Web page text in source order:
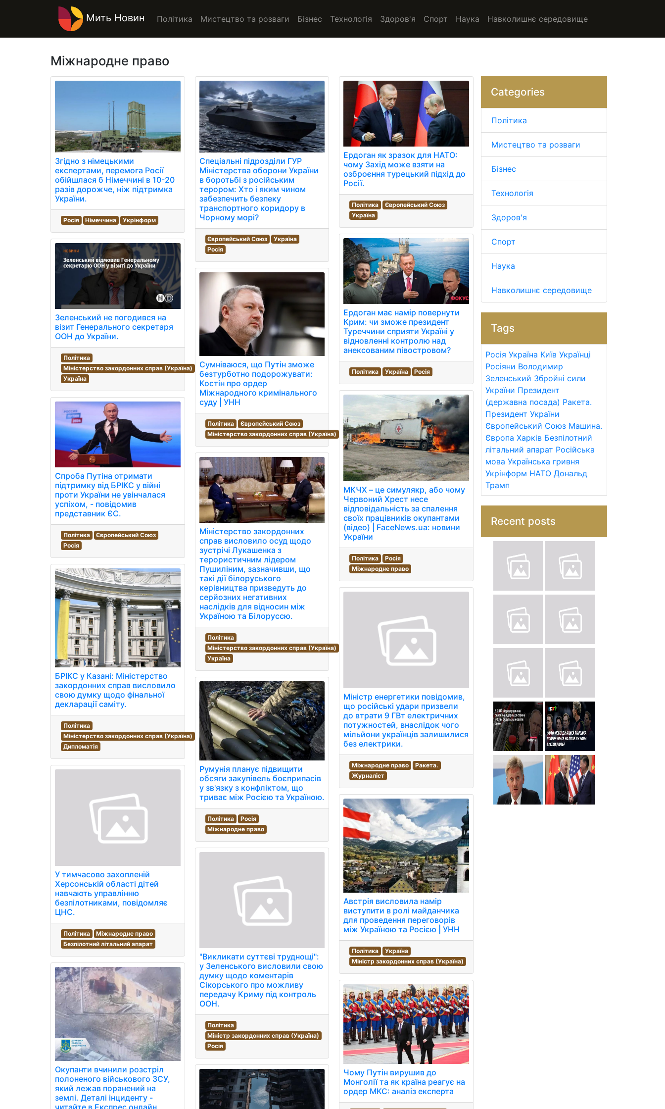
Мить Новин Політика Мистецтво та розваги Бізнес Технологія Здоров'я Спорт Наука Навколишнє середовище
Міжнародне право
Згідно з німецькими
експертами, перемога Росії
обійшлася б Німеччині в 10-20
разів дорожче, ніж підтримка
України.
Росія Німеччина Укрінформ
Зеленський не погодився на
візит Генерального секретаря
ООН до України.
Політика
Міністерство закордонних справ (Україна)
Україна
Спроба Путіна отримати
підтримку від БРІКС у війні
проти України не увінчалася
успіхом, - повідомив
представник ЄС.
Політика
Європейський Союз
Росія
БРІКС у Казані: Міністерство
закордонних справ висловило
свою думку щодо фінальної
декларації саміту.
Політика
Міністерство закордонних справ (Україна)
Дипломатія
У тимчасово захопленій
Херсонській області дітей
навчають управлінню
безпілотниками, повідомляє
ЦНС.
Політика
Міжнародне право
Безпілотний літальний апарат
Окупанти вчинили розстріл
полоненого військового ЗСУ,
який лежав поранений на
землі. Деталі інциденту -
читайте в Експрес онлайн.
Спеціальні підрозділи ГУР
Міністерства оборони України
в боротьбі з російським
терором: Хто і яким чином
забезпечить безпеку
транспортного коридору в
Чорному морі?
Європейський Союз
Україна
Росія
Сумніваюся, що Путін зможе
безтурботно подорожувати:
Костін про ордер
Міжнародного кримінального
суду | УНН
Політика
Європейський Союз
Міністерство закордонних справ (Україна)
Міністерство закордонних
справ висловило осуд щодо
зустрічі Лукашенка з
терористичним лідером
Пушиліним, зазначивши, що
такі дії білоруського
керівництва призведуть до
серйозних негативних
наслідків для відносин між
Україною та Білоруссю.
Політика
Міністерство закордонних справ (Україна)
Україна
Румунія планує підвищити
обсяги закупівель боєприпасів
у зв'язку з конфліктом, що
триває між Росією та Україною.
Політика
Росія
Міжнародне право
"Викликати суттєві труднощі":
у Зеленського висловили свою
думку щодо коментарів
Сікорського про можливу
передачу Криму під контроль
ООН.
Політика
Міністр закордонних справ (Україна)
Росія
Ердоган як зразок для НАТО:
чому Захід може взяти на
озброєння турецький підхід до
Росії.
Політика
Європейський Союз
Україна
Ердоган має намір повернути
Крим: чи зможе президент
Туреччини сприяти Україні у
відновленні контролю над
анексованим півостровом?
Політика Україна Росія
МКЧХ – це симулякр, або чому
Червоний Хрест несе
відповідальність за спалення
своїх працівників окупантами
(відео) | FaceNews.ua: новини
України
Політика
Росія
Міжнародне право
Міністр енергетики повідомив,
що російські удари призвели
до втрати 9 ГВт електричних
потужностей, внаслідок чого
мільйони українців залишилися
без електрики.
Міжнародне право
Ракета.
Журналіст
Австрія висловила намір
виступити в ролі майданчика
для проведення переговорів
між Україною та Росією | УНН
Політика
Україна
Міністр закордонних справ (Україна)
Чому Путін вирушив до
Монголії та як країна реагує на
ордер МКС: аналіз експерта
Categories
Політика
Мистецтво та розваги
Бізнес
Технологія
Здоров'я
Спорт
Наука
Навколишнє середовище
Tags
Росія Україна Київ Українці
Росіяни Володимир
Зеленський Збройні сили
України Президент
(державна посада) Ракета.
Президент України
Європейський Союз Машина.
Європа Харків Безпілотний
літальний апарат Російська
мова Українська гривня
Укрінформ НАТО Дональд
Трамп
Recent posts